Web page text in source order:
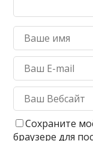
Сохраните
браузере для